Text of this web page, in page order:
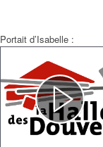
Portait d’Isabelle :